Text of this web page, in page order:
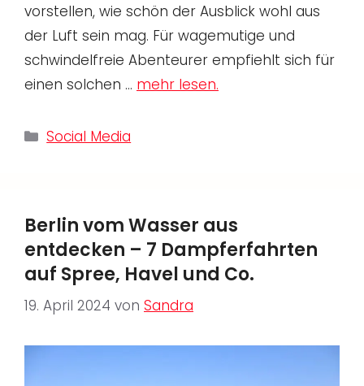
vorstellen, wie schön der Ausblick wohl aus
der Luft sein mag. Für wagemutige und
schwindelfreie Abenteurer empfiehlt sich für
einen solchen … mehr lesen.
Kategorien
Social Media
Berlin vom Wasser aus
entdecken – 7 Dampferfahrten
auf Spree, Havel und Co.
19. April 2024 von Sandra